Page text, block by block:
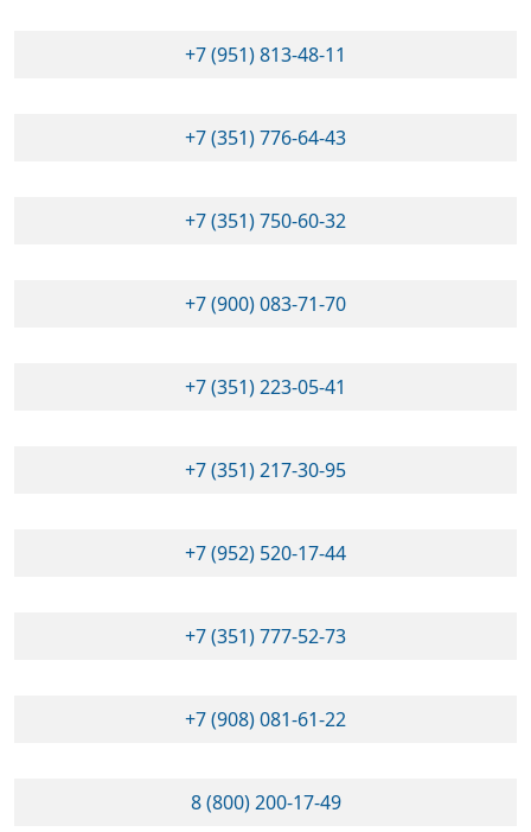
+7 (951) 813-48-11
+7 (351) 776-64-43
+7 (351) 750-60-32
+7 (900) 083-71-70
+7 (351) 223-05-41
+7 (351) 217-30-95
+7 (952) 520-17-44
+7 (351) 777-52-73
+7 (908) 081-61-22
8 (800) 200-17-49